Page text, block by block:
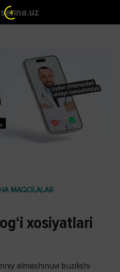
MAQOLALAR
xosiyatlari
almashinuvi buzilishi
4